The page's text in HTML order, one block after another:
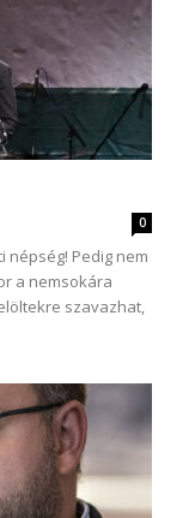
0
népség! Pedig nem
a nemsokára
szavazhat,